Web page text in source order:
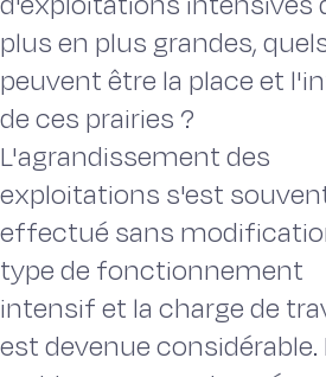
plus en plus grandes,
peuvent être la place et
de ces prairies ?
L'agrandissement des
exploitations s'est
effectué sans
type de fonctionnement
intensif et la charge de
est devenue considérable.